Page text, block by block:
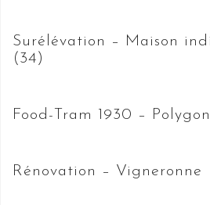
Surélévation – Maison
(34)
Food-Tram 1930 –
Rénovation – Vigneronne